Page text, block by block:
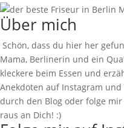
Über mich
Schön, dass du hier her
Mama, Berlinerin und ein
kleckere beim Essen und
Anekdoten auf Instagram
durch den Blog oder folge
raus an Dich! :)